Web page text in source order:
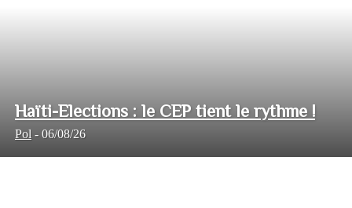
Haïti-Elections : le CEP tient le rythme !
Pol - 06/08/26